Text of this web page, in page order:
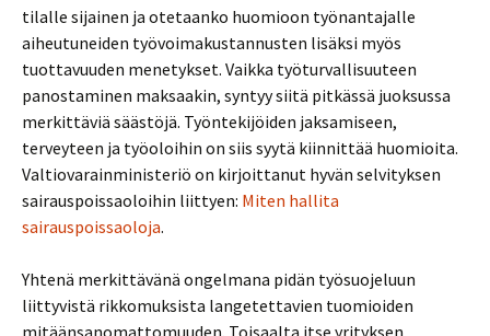
tilalle sijainen ja otetaanko huomioon työnantajalle
aiheutuneiden työvoimakustannusten lisäksi myös
tuottavuuden menetykset. Vaikka työturvallisuuteen
panostaminen maksaakin, syntyy siitä pitkässä juoksussa
merkittäviä säästöjä. Työntekijöiden jaksamiseen,
terveyteen ja työoloihin on siis syytä kiinnittää huomioita.
Valtiovarainministeriö on kirjoittanut hyvän selvityksen
sairauspoissaoloihin liittyen: Miten hallita
sairauspoissaoloja.
Yhtenä merkittävänä ongelmana pidän työsuojeluun
liittyvistä rikkomuksista langetettavien tuomioiden
mitäänsanomattomuuden. Toisaalta itse yrityksen